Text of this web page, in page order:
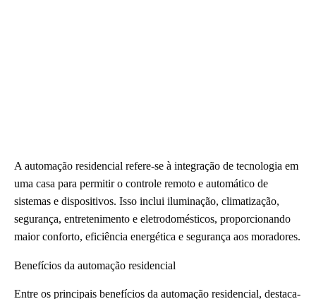
A automação residencial refere-se à integração de tecnologia em
uma casa para permitir o controle remoto e automático de
sistemas e dispositivos. Isso inclui iluminação, climatização,
segurança, entretenimento e eletrodomésticos, proporcionando
maior conforto, eficiência energética e segurança aos moradores.
Benefícios da automação residencial
Entre os principais benefícios da automação residencial, destaca-